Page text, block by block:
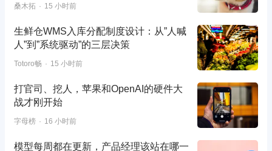
桑木拓 15 小时前
生鲜仓WMS入库分配制度设计：从”人喊
人”到”系统驱动”的三层决策
Totoro畅 15 小时前
打官司、挖人，苹果和OpenAI的硬件大
战才刚开始
字母榜 16 小时前
模型每周都在更新，产品经理该站在哪一